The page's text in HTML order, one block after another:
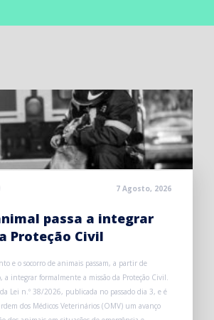
7 Agosto, 2026
passa a integrar
Proteção Civil
e o socorro de animais passam, a partir de
a integrar formalmente a missão da Proteção Civil.
Lei n.º 38/2026, publicada no passado dia 3, e é
dos Médicos Veterinários (OMV) um avanço